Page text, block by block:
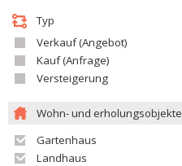
Typ
Verkauf (Angebot)
Kauf (Anfrage)
Versteigerung
Wohn- und erholungsobjekte
Gartenhaus
Landhaus